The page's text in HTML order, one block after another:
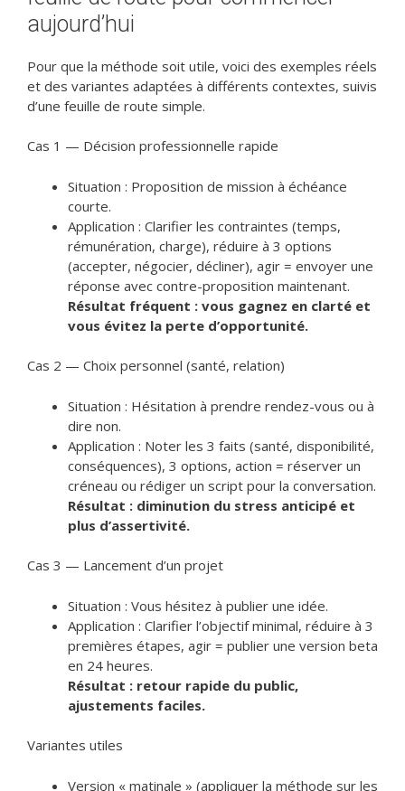
aujourd’hui
Pour que la méthode soit utile, voici des exemples réels
et des variantes adaptées à différents contextes, suivis
d’une feuille de route simple.
Cas 1 — Décision professionnelle rapide
Situation : Proposition de mission à échéance
courte.
Application : Clarifier les contraintes (temps,
rémunération, charge), réduire à 3 options
(accepter, négocier, décliner), agir = envoyer une
réponse avec contre-proposition maintenant.
Résultat fréquent : vous gagnez en clarté et
vous évitez la perte d’opportunité.
Cas 2 — Choix personnel (santé, relation)
Situation : Hésitation à prendre rendez-vous ou à
dire non.
Application : Noter les 3 faits (santé, disponibilité,
conséquences), 3 options, action = réserver un
créneau ou rédiger un script pour la conversation.
Résultat : diminution du stress anticipé et
plus d’assertivité.
Cas 3 — Lancement d’un projet
Situation : Vous hésitez à publier une idée.
Application : Clarifier l’objectif minimal, réduire à 3
premières étapes, agir = publier une version beta
en 24 heures.
Résultat : retour rapide du public,
ajustements faciles.
Variantes utiles
Version « matinale » (appliquer la méthode sur les